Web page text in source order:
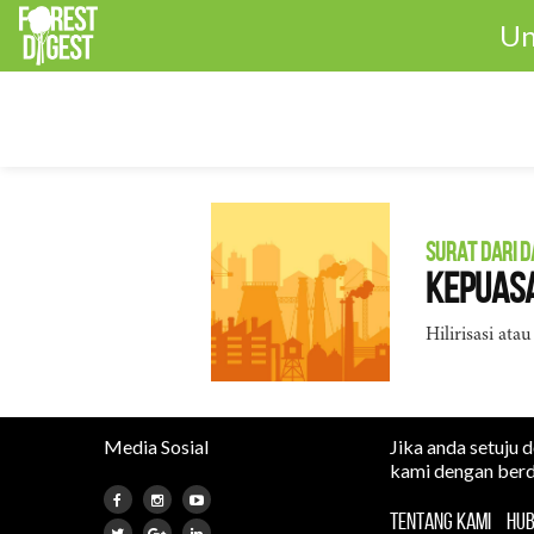
SURAT DARI
Hilirisasi
Media Sosial
Jika anda setuju
kami dengan
TENTANG KAMI